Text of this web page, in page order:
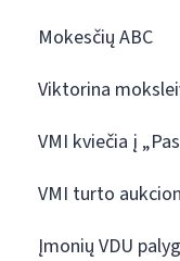
Mokesčių ABC
Viktorina
VMI kviečia į
VMI turto
Įmonių VDU